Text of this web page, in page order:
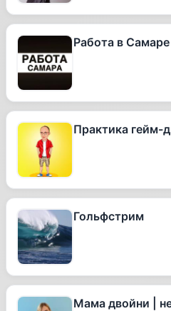
Работа в Самаре
Практика гейм-
Гольфстрим
Мама двойни |